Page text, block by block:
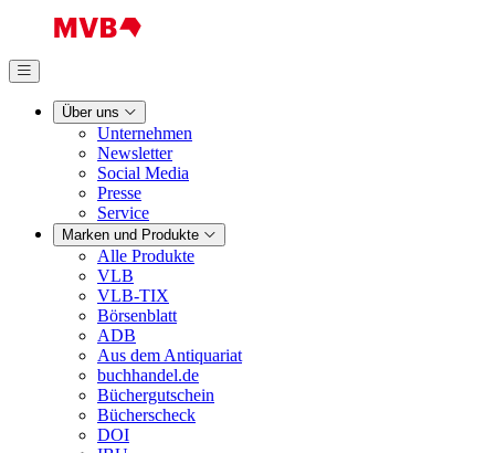
Über uns
Unternehmen
Newsletter
Social Media
Presse
Service
Marken und Produkte
Alle Produkte
VLB
VLB-TIX
Börsenblatt
ADB
Aus dem Antiquariat
buchhandel.de
Büchergutschein
Bücherscheck
DOI